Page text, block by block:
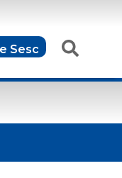
Sesc